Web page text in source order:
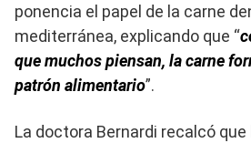
ponencia el papel de la carne
mediterránea, explicando que “
que muchos piensan, la carne
patrón alimentario”.
La doctora Bernardi recalcó